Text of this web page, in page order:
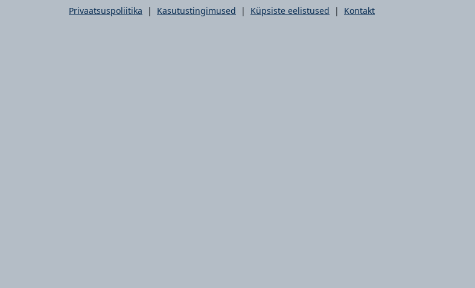
Privaatsuspoliitika | Kasutustingimused | Küpsiste eelistused | Kontakt